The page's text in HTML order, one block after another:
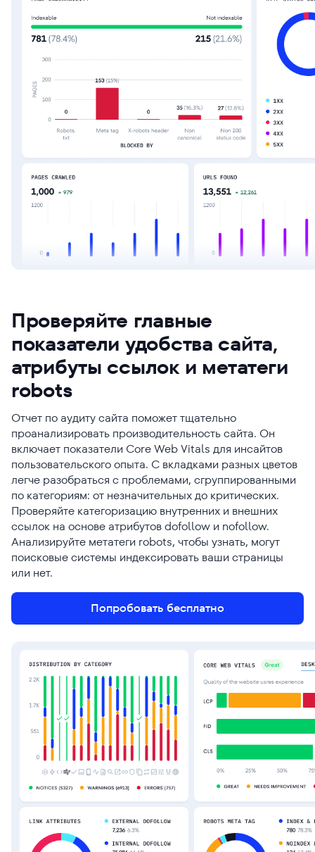
Проверяйте главные
показатели удобства сайта,
атрибуты ссылок и метатеги
robots
Отчет по аудиту сайта поможет тщательно
проанализировать производительность сайта. Он
включает показатели Core Web Vitals для инсайтов
пользовательского опыта. С вкладками разных цветов
легче разобраться с проблемами, сгруппированными
по категориям: от незначительных до критических.
Проверяйте категоризацию внутренних и внешних
ссылок на основе атрибутов dofollow и nofollow.
Анализируйте метатеги robots, чтобы узнать, могут
поисковые системы индексировать ваши страницы
или нет.
Попробовать бесплатно